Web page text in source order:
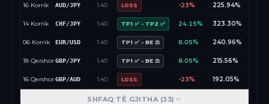
16 Korrik AUD/JPY 1.40 LOSS -23% 225.94%
14 Korrik CHF/JPY 1.40 TP1 ✅ - TP2 ✅ 24.15% 323.30%
06 Korrik EUR/USD 1.40 TP1 ✅ - BE ⚖️ 8.05% 240.96%
18 QershorGBP/JPY 1.40 TP1 ✅ - BE ⚖️ 8.05% 215.56%
16 QershorGBP/AUD 1.40 LOSS -23% 192.05%
SHFAQ TË GJITHA (33)